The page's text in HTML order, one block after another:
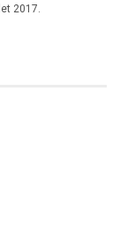
2017.